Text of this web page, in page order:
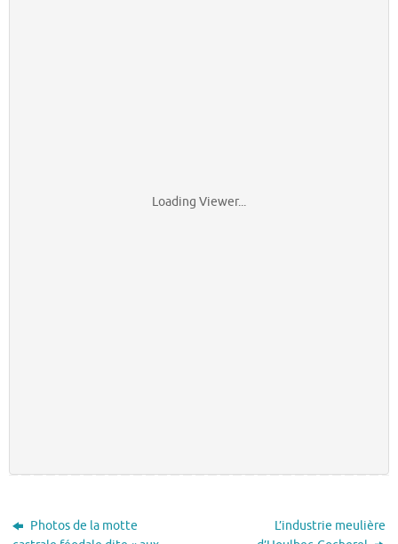
Loading Viewer...
Photos de la motte
L’industrie meulière